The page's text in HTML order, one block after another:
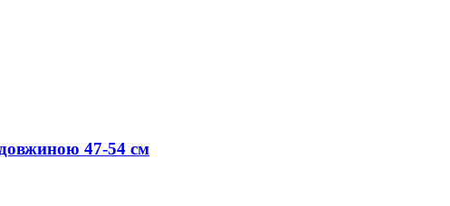
47-54 см